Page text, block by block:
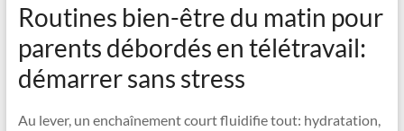
Routines bien-être du matin pour
parents débordés en télétravail:
démarrer sans stress
Au lever, un enchaînement court fluidifie tout: hydratation,